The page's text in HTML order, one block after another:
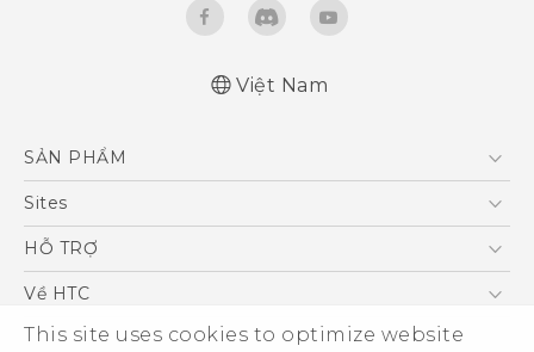
This site uses cookies to optimize website
Việt Nam
SẢN PHẨM
5G
Điện Thoại Thông Minh
VIVE
Sites
HTC Dev
HỖ TRỢ
Trung tâm hỗ trợ
Hỗ trợ bảo hành HTC
Về HTC
ESG